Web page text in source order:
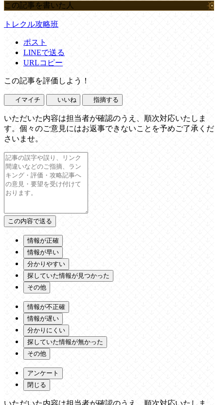
この記事を書いた人
トレクル攻略班
ポスト
LINEで送る
URLコピー
この記事を評価しよう！
イマイチ いいね 指摘する
いただいた内容は担当者が確認のうえ、順次対応いたしま
す。個々のご意見にはお返事できないことを予めご了承くだ
さいませ。
情報が正確
情報が早い
分かりやすい
探していた情報が見つかった
その他
情報が不正確
情報が遅い
分かりにくい
探していた情報が無かった
その他
アンケート
閉じる